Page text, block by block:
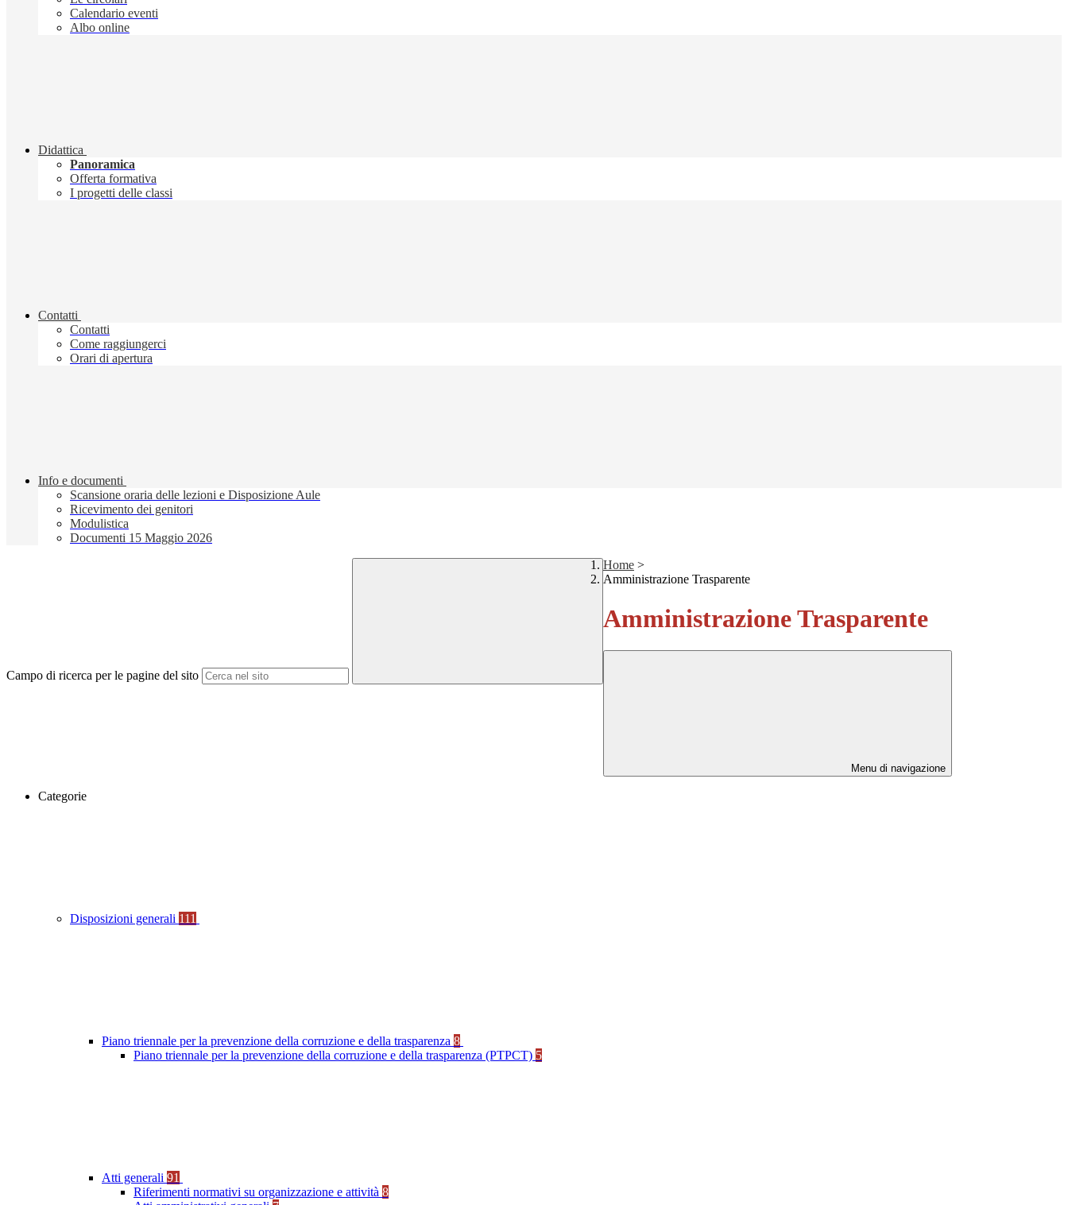
Calendario eventi
Albo online
Didattica
Panoramica
Offerta formativa
I progetti delle classi
Contatti
Contatti
Come raggiungerci
Orari di apertura
Info e documenti
Scansione oraria delle lezioni e Disposizione Aule
Ricevimento dei genitori
Modulistica
Documenti 15 Maggio 2026
Campo di ricerca per le pagine del sito
Home >
Amministrazione Trasparente
Amministrazione Trasparente
Menu di navigazione
Categorie
Disposizioni generali 111
Piano triennale per la prevenzione della corruzione e della trasparenza 8
Piano triennale per la prevenzione della corruzione e della trasparenza (PTPCT) 5
Atti generali 91
Riferimenti normativi su organizzazione e attività 8